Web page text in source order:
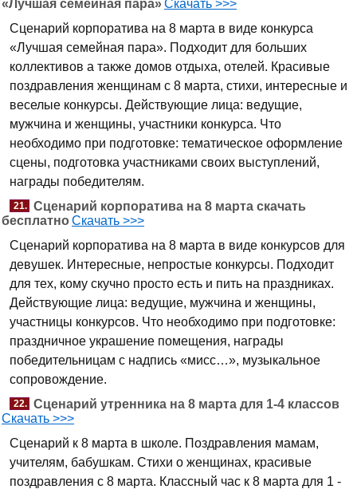
«Лучшая семейная пара»Скачать >>>
Сценарий корпоратива на 8 марта в виде конкурса
«Лучшая семейная пара». Подходит для больших
коллективов а также домов отдыха, отелей. Красивые
поздравления женщинам с 8 марта, стихи, интересные и
веселые конкурсы. Действующие лица: ведущие,
мужчина и женщины, участники конкурса. Что
необходимо при подготовке: тематическое оформление
сцены, подготовка участниками своих выступлений,
награды победителям.
21. Сценарий корпоратива на 8 марта скачать
бесплатноСкачать >>>
Сценарий корпоратива на 8 марта в виде конкурсов для
девушек. Интересные, непростые конкурсы. Подходит
для тех, кому скучно просто есть и пить на праздниках.
Действующие лица: ведущие, мужчина и женщины,
участницы конкурсов. Что необходимо при подготовке:
праздничное украшение помещения, награды
победительницам с надпись «мисс…», музыкальное
сопровождение.
22. Сценарий утренника на 8 марта для 1-4 классов
Скачать >>>
Сценарий к 8 марта в школе. Поздравления мамам,
учителям, бабушкам. Стихи о женщинах, красивые
поздравления с 8 марта. Классный час к 8 марта для 1 -